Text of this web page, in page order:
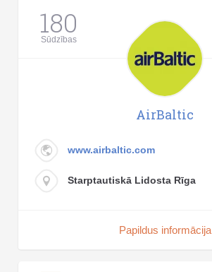
180
Sūdzības
AirBaltic
www.airbaltic.com
Starptautiskā Lidosta Rīga
Papildus informācija